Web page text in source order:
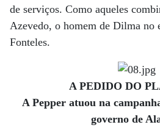
de serviços. Como aqueles
Azevedo, o homem de Dilma no
Fonteles.
A PEDIDO DO
A Pepper atuou na
governo de